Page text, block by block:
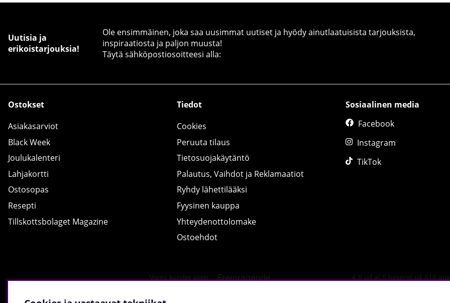
Uutisia ja
erikoistarjouksia!
Ole ensimmäinen, joka saa uusimmat uutiset ja hyödy ainutlaatuisista tarjouksista,
inspiraatiosta ja paljon muusta!
Täytä sähköpostiosoitteesi alla:
Ostokset
Asiakasarviot
Black Week
Joulukalenteri
Lahjakortti
Ostosopas
Resepti
Tillskottsbolaget Magazine
Tiedot
Cookies
Peruuta tilaus
Tietosuojakäytäntö
Palautus, Vaihdot ja Reklamaatiot
Ryhdy lähettilääksi
Fyysinen kauppa
Yhteydenottolomake
Ostoehdot
Sosiaalinen media
Facebook
Instagram
TikTok